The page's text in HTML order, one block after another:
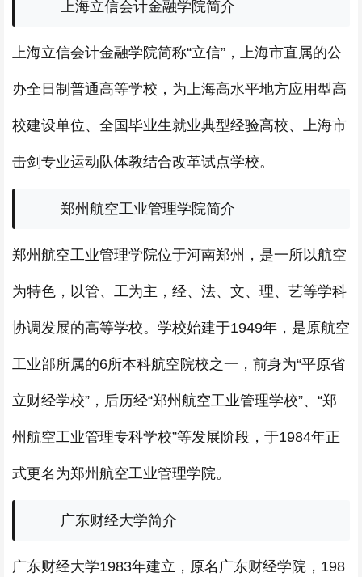
上海立信会计金融学院简介
上海立信会计金融学院简称“立信”，上海市直属的公
办全日制普通高等学校，为上海高水平地方应用型高
校建设单位、全国毕业生就业典型经验高校、上海市
击剑专业运动队体教结合改革试点学校。
郑州航空工业管理学院简介
郑州航空工业管理学院位于河南郑州，是一所以航空
为特色，以管、工为主，经、法、文、理、艺等学科
协调发展的高等学校。学校始建于1949年，是原航空
工业部所属的6所本科航空院校之一，前身为“平原省
立财经学校”，后历经“郑州航空工业管理学校”、“郑
州航空工业管理专科学校”等发展阶段，于1984年正
式更名为郑州航空工业管理学院。
广东财经大学简介
广东财经大学1983年建立，原名广东财经学院，198